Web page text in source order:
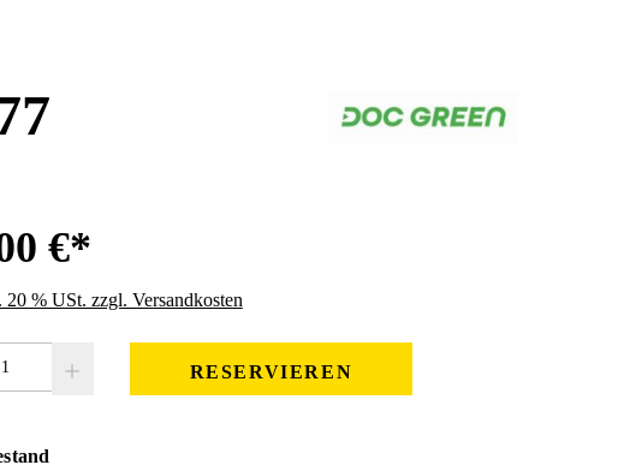
€*
20 % USt. zzgl. Versandkosten
RESERVIEREN